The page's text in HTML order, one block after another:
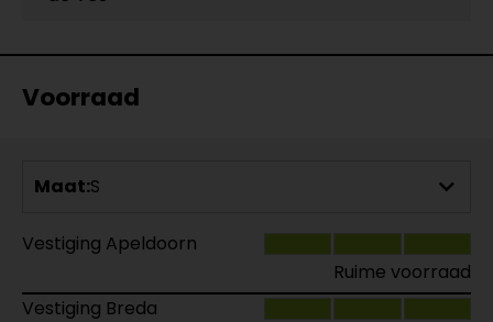
Voorraad
Maat:S
Vestiging Apeldoorn
Ruime voorraad
Vestiging Breda